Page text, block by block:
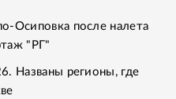
Осиповка после налета
"РГ"
Названы регионы, где